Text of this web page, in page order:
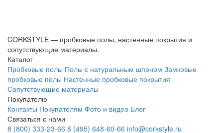
CORKSTYLE — пробковые полы, настенные покрытия и
сопутствующие материалы.
Каталог
Пробковые полы Полы с натуральным шпоном Замковые
пробковые полы Настенные пробковые покрытия
Сопутствующие материалы
Покупателю
Контакты Покупателям Фото и видео Блог
Связаться с нами
8 (800) 333-23-66 8 (495) 648-60-66 info@corkstyle.ru